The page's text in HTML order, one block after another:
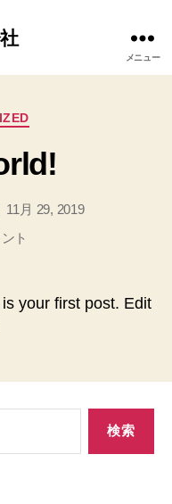
メニュー
11月 29, 2019
ト
your first post. Edit